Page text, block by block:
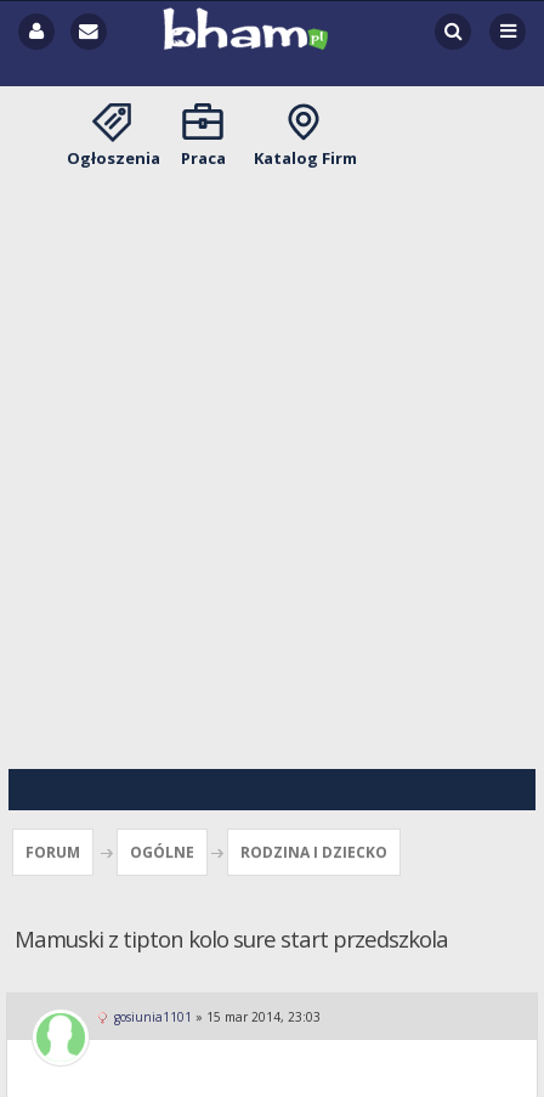
Ogłoszenia Praca Katalog Firm
FORUM OGÓLNE RODZINA I DZIECKO
Mamuski z tipton kolo sure start przedszkola
gosiunia1101 » 15 mar 2014, 23:03